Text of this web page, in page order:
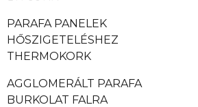
PARAFA PANELEK
HŐSZIGETELÉSHEZ
THERMOKORK
AGGLOMERÁLT PARAFA
BURKOLAT FALRA